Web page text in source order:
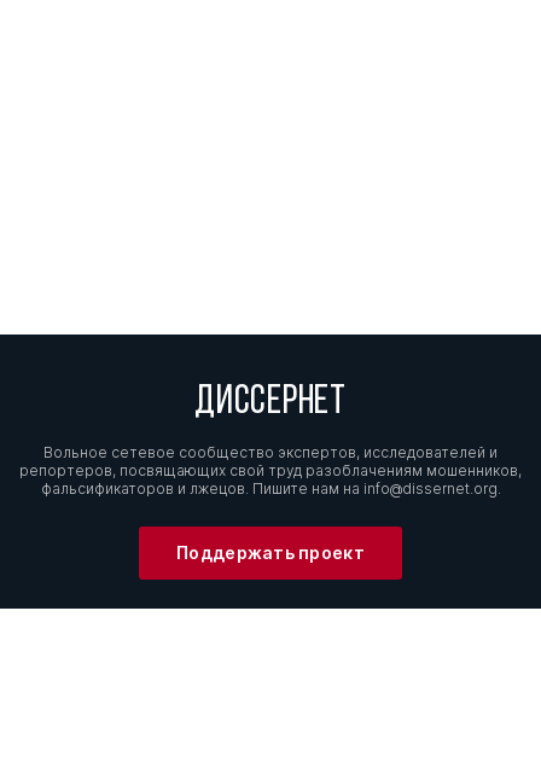
ДИССЕРНЕТ
Вольное сетевое сообщество экспертов, исследователей и
репортеров, посвящающих свой труд разоблачениям мошенников,
фальсификаторов и лжецов. Пишите нам на info@dissernet.org.
Поддержать проект